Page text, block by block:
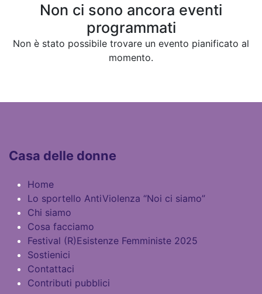
Non ci sono ancora eventi
programmati
Non è stato possibile trovare un evento pianificato al
momento.
Casa delle donne
Home
Lo sportello AntiViolenza “Noi ci siamo”
Chi siamo
Cosa facciamo
Festival (R)Esistenze Femministe 2025
​Sostienici​
Contattaci
Contributi pubblici